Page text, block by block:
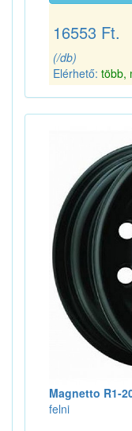
16553 Ft.
(/db)
Elérhető: több,
Magnetto R1-
felni